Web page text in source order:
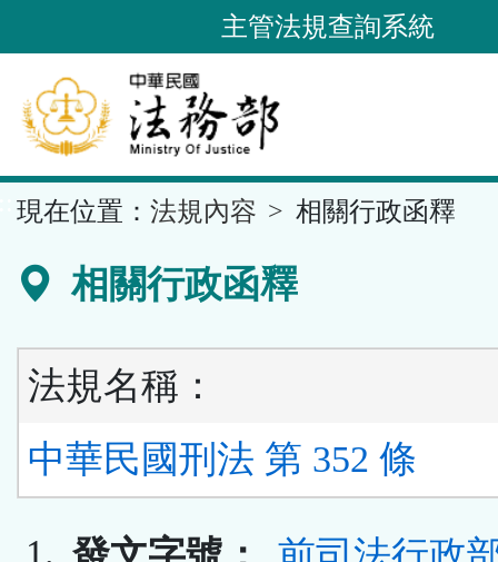
到
要
內
容
區
主管法規查詢系統
現在位置： 法規內容 相關行政函釋
相關行政函釋
法規名稱：
中華民國刑法 第 352 條
1.